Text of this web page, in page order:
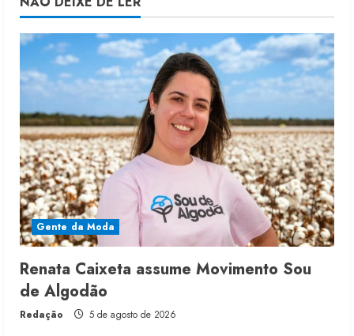
Gente da Moda
Renata Caixeta assume Movimento Sou
de Algodão
Redação 5 de agosto de 2026